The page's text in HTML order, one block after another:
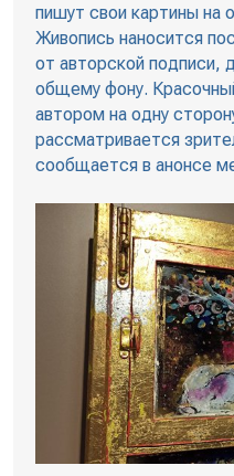
пишут свои картины на
Живопись наносится
от авторской подписи,
общему фону.
автором на одну
рассматривается
сообщается в анонсе